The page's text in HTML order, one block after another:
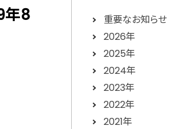
年8
重要なお知らせ
2026年
2025年
2024年
2023年
2022年
2021年